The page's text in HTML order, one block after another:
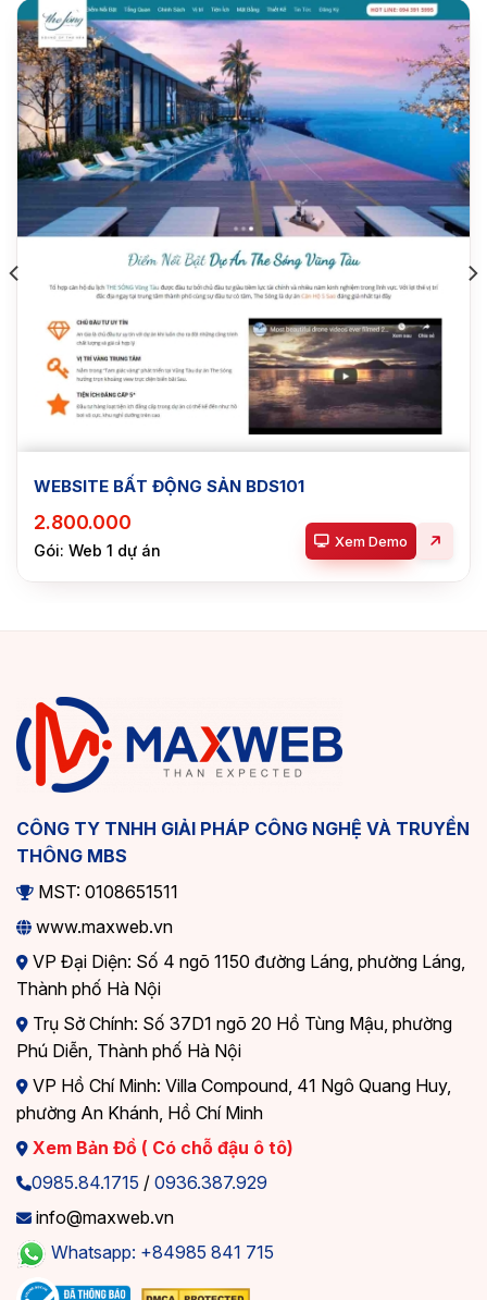
WEBSITE BẤT ĐỘNG SẢN BDS101
2.800.000
Gói: Web 1 dự án Xem Demo
CÔNG TY TNHH GIẢI PHÁP CÔNG NGHỆ VÀ TRUYỀN
THÔNG MBS
MST: 0108651511
www.maxweb.vn
VP Đại Diện: Số 4 ngõ 1150 đường Láng, phường Láng,
Thành phố Hà Nội
Trụ Sở Chính: Số 37D1 ngõ 20 Hồ Tùng Mậu, phường
Phú Diễn, Thành phố Hà Nội
VP Hồ Chí Minh: Villa Compound, 41 Ngô Quang Huy,
phường An Khánh, Hồ Chí Minh
Xem Bản Đồ ( Có chỗ đậu ô tô)
0985.84.1715 / 0936.387.929
info@maxweb.vn
Whatsapp: +84985 841 715